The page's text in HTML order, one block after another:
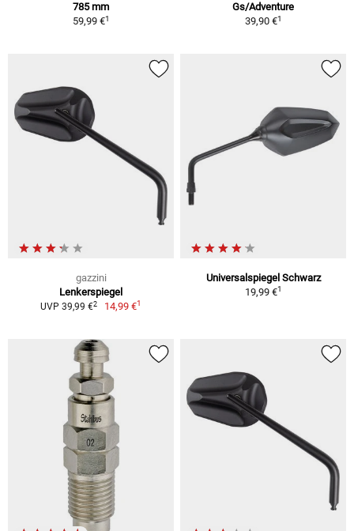
785 mm
59,99 €1
Gs/Adventure
39,90 €1
gazzini
Lenkerspiegel
UVP 39,99 €2 14,99 €1
Universalspiegel Schwarz
19,99 €1